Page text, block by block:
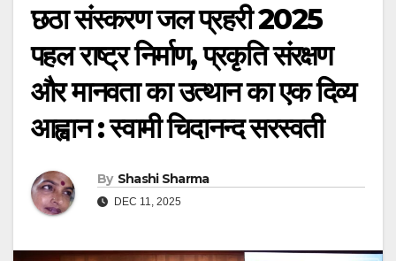
छठा संस्करण जल प्रहरी 2025
पहल राष्ट्र निर्माण, प्रकृति संरक्षण
और मानवता का उत्थान का एक दिव्य
आह्वान : स्वामी चिदानन्द सरस्वती
By Shashi Sharma
DEC 11, 2025